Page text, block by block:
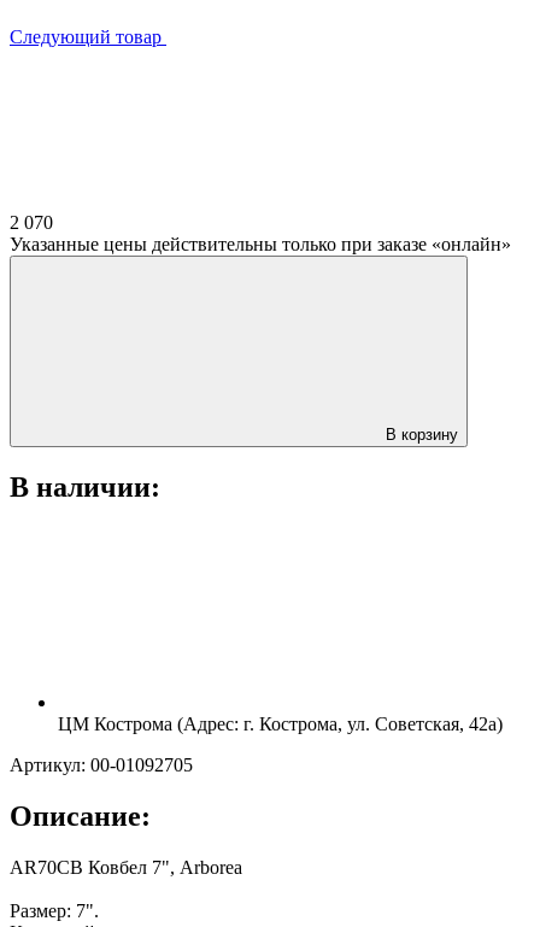
Следующий товар
2 070
Указанные цены действительны только при заказе «онлайн»
В корзину
В наличии:
ЦМ Кострома (Адрес: г. Кострома, ул. Советская, 42а)
Артикул: 00-01092705
Описание:
AR70CB Ковбел 7", Arborea
Размер: 7".